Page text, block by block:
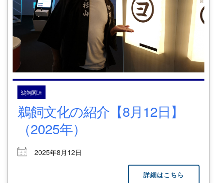
鵜飼関連
鵜飼文化の紹介【8月12日】
（2025年）
2025年8月12日
詳細はこちら